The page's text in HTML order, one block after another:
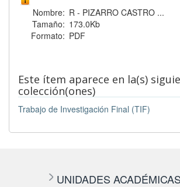
Nombre: R - PIZARRO CASTRO ...
Tamaño: 173.0Kb
Formato: PDF
Este ítem aparece en la(s)
colección(ones)
Trabajo de Investigación Final (TIF)
UNIDADES ACADÉMICAS